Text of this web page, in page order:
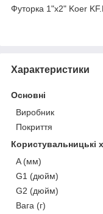
Футорка 1"x2" Koer
Характеристики
Основні
Виробник
Покриття
Користувальницькі
A (мм)
G1 (дюйм)
G2 (дюйм)
Вага (г)